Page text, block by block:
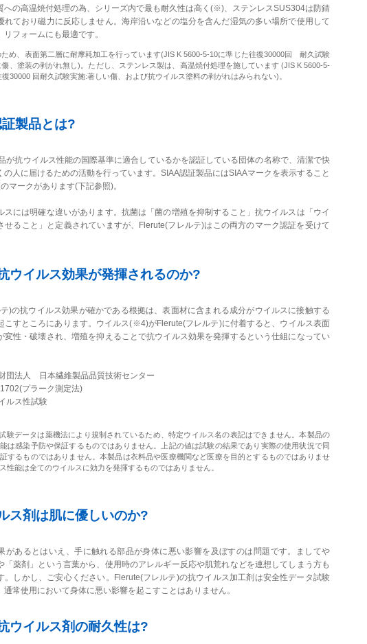
への高温焼付処理の為、シリーズ内で最も耐久性は高く(※)、ステンレスSUS304は防錆
れており磁力に反応しません。海岸沿いなどの塩分を含んだ湿気の多い場所で使用して
リフォームにも最適です。
め、表面第二層に耐摩耗加工を行っています(JIS K 5600-5-10に準じた往復30000回 耐久試験
、塗装の剥がれ無し)。ただし、ステンレス製は、高温焼付処理を施しています (JIS K 5600-5-
復30000 回耐久試験実施:著しい傷、および抗ウイルス塗料の剥がれはみられない)。
製品とは?
が抗ウイルス性能の国際基準に適合しているかを認証している団体の名称で、清潔で快
の人に届けるための活動を行っています。SIAA認証製品にはSIAAマークを表示すること
マークがあります(下記参照)。
スには明確な違いがあります。抗菌は「菌の増殖を抑制すること」抗ウイルスは「ウイ
せること」と定義されていますが、Flerute(フレルテ)はこの両方のマーク認証を受けて
ウイルス効果が発揮されるのか?
)の抗ウイルス効果が確かである根拠は、表面材に含まれる成分がウイルスに接触する
こすところにあります。ウイルス(※4)がFlerute(フレルテ)に付着すると、ウイルス表面
変性・破壊され、増殖を抑えることで抗ウイルス効果を発揮するという仕組になってい
団法人 日本繊維製品品質技術センター
プラーク測定法)
ルス性試験
験データは薬機法により規制されているため、特定ウイルス名の表記はできません。本製品の
は感染予防や保証するものではありません。上記の値は試験の結果であり実際の使用状況で同
するものではありません。本製品は衣料品や医療機関など医療を目的とするものではありませ
性能は全てのウイルスに効力を発揮するものではありません。
ス剤は肌に優しいのか?
があるとはいえ、手に触れる部品が身体に悪い影響を及ぼすのは問題です。ましてや
「薬剤」という言葉から、使用時のアレルギー反応や肌荒れなどを連想してしまう方も
。しかし、ご安心ください。Flerute(フレルテ)の抗ウイルス加工剤は安全性データ試験
通常使用において身体に悪い影響を起こすことはありません。
ウイルス剤の耐久性は?